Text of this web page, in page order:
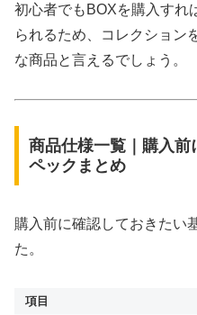
初心者でもBOXを購入すれ
られるため、コレクション
な商品と言えるでしょう。
商品仕様一覧｜購入
ペックまとめ
購入前に確認しておきたい
た。
項目